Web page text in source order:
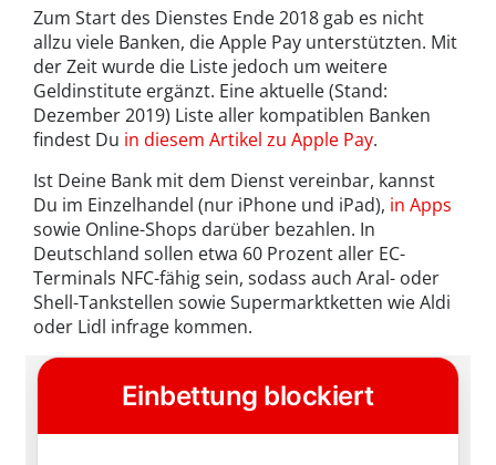
Zum Start des Dienstes Ende 2018 gab es nicht
allzu viele Banken, die Apple Pay unterstützten. Mit
der Zeit wurde die Liste jedoch um weitere
Geldinstitute ergänzt. Eine aktuelle (Stand:
Dezember 2019) Liste aller kompatiblen Banken
findest Du in diesem Artikel zu Apple Pay.
Ist Deine Bank mit dem Dienst vereinbar, kannst
Du im Einzelhandel (nur iPhone und iPad), in Apps
sowie Online-Shops darüber bezahlen. In
Deutschland sollen etwa 60 Prozent aller EC-
Terminals NFC-fähig sein, sodass auch Aral- oder
Shell-Tankstellen sowie Supermarktketten wie Aldi
oder Lidl infrage kommen.